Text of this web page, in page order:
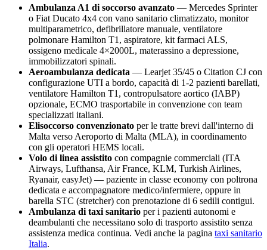
Ambulanza A1 di soccorso avanzato — Mercedes Sprinter
o Fiat Ducato 4x4 con vano sanitario climatizzato, monitor
multiparametrico, defibrillatore manuale, ventilatore
polmonare Hamilton T1, aspiratore, kit farmaci ALS,
ossigeno medicale 4×2000L, materassino a depressione,
immobilizzatori spinali.
Aeroambulanza dedicata — Learjet 35/45 o Citation CJ con
configurazione UTI a bordo, capacità di 1-2 pazienti barellati,
ventilatore Hamilton T1, contropulsatore aortico (IABP)
opzionale, ECMO trasportabile in convenzione con team
specializzati italiani.
Elisoccorso convenzionato per le tratte brevi dall'interno di
Malta versoAeroporto di Malta (MLA), in coordinamento
con gli operatori HEMS locali.
Volo di linea assistito con compagnie commerciali (ITA
Airways, Lufthansa, Air France, KLM, Turkish Airlines,
Ryanair, easyJet) — paziente in classe economy con poltrona
dedicata e accompagnatore medico/infermiere, oppure in
barella STC (stretcher) con prenotazione di 6 sedili contigui.
Ambulanza di taxi sanitario per i pazienti autonomi e
deambulanti che necessitano solo di trasporto assistito senza
assistenza medica continua. Vedi anche la pagina taxi sanitario
Italia.